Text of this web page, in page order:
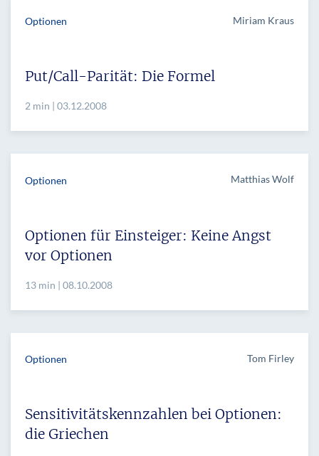
Optionen Miriam Kraus
Put/Call-Parität: Die Formel
2 min | 03.12.2008
Optionen Matthias Wolf
Optionen für Einsteiger: Keine Angst
vor Optionen
13 min | 08.10.2008
Optionen Tom Firley
Sensitivitätskennzahlen bei Optionen:
die Griechen